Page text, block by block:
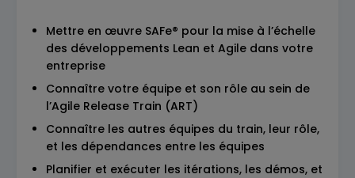
Mettre en œuvre SAFe® pour la mise à l’échelle
des développements Lean et Agile dans votre
entreprise
Connaître votre équipe et son rôle au sein de
l’Agile Release Train (ART)
Connaître les autres équipes du train, leur rôle,
et les dépendances entre les équipes
Planifier et exécuter les itérations, les démos, et